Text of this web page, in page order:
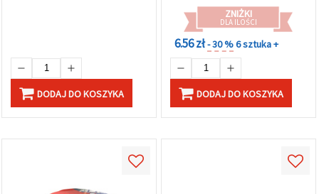
DODAJ DO KOSZYKA
ZNIŻKI
DLA ILOŚCI
6.56 zł- 30 %6 sztuka +
DODAJ DO KOSZYKA